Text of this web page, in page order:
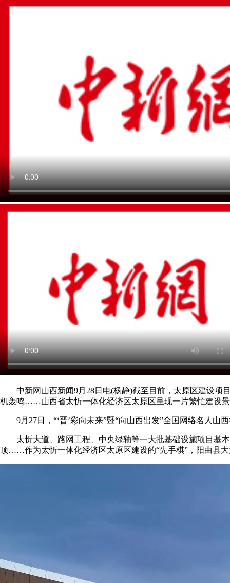
中新网山西新闻9月28日电(杨静)截至目前，太原区建设项目
机轰鸣……山西省太忻一体化经济区太原区呈现一片繁忙建设
9月27日，“‘晋’彩向未来”暨“向山西出发”全国网络名人山
太忻大道、路网工程、中央绿轴等一大批基础设施项目基
顶……作为太忻一体化经济区太原区建设的“先手棋”，阳曲县